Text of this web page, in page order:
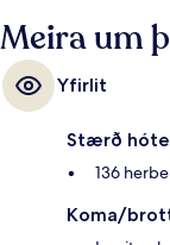
Meira um
Yfirlit
Stærð
136
Koma/